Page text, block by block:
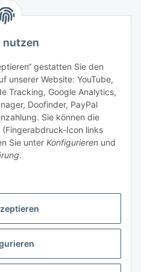
nutzen
gestatten Sie den
unserer Website: YouTube,
Tracking, Google Analytics,
Doofinder, PayPal
Sie können die
Icon links
Sie unter Konfigurieren und
.
Versand